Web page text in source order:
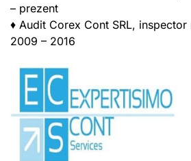
– prezent
♦ Audit Corex Cont SRL, inspector
2009 – 2016